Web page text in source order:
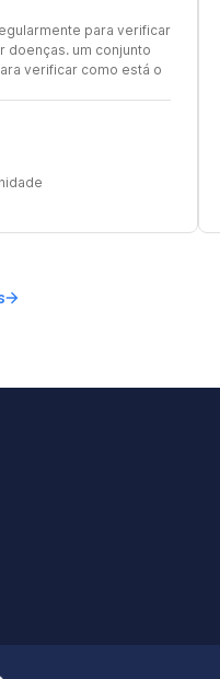
para verificar
doenças. um conjunto
verificar como está o